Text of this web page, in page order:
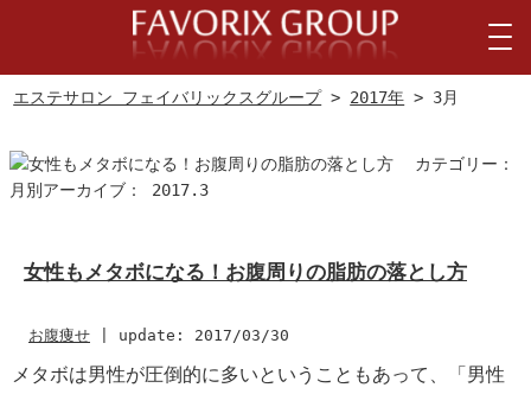
エステサロン フェイバリックスグループ> 2017年 > 3月
カテゴリー：
月別アーカイブ： 2017.3
女性もメタボになる！お腹周りの脂肪の落とし方
お腹痩せ update: 2017/03/30
メタボは男性が圧倒的に多いということもあって、「男性